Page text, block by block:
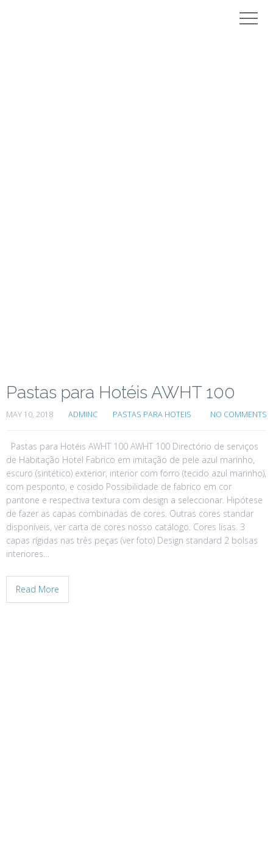
Pastas para Hotéis AWHT 100
MAY 10, 2018 ADMINC PASTAS PARA HOTEIS NO COMMENTS
Pastas para Hotéis AWHT 100 AWHT 100 Directório de serviços
de Habitação Hotel Fabrico em imitação de pele azul marinho,
escuro (sintético) exterior, interior com forro (tecido azul marinho),
com pesponto, e cosido Possibilidade de fabrico em cor
pantone e respectiva textura com design a seleccionar. Hipótese
de fazer as capas combinadas de cores. Outras cores standar
disponíveis, ver carta de cores nosso catálogo. Cores lisas. 3
capas rígidas nas três peças (ver foto) Design standard 2 bolsas
interiores…
Read More